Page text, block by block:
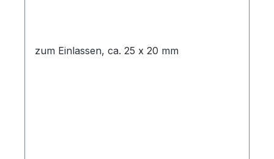
zum Einlassen, ca. 25 x 20 mm